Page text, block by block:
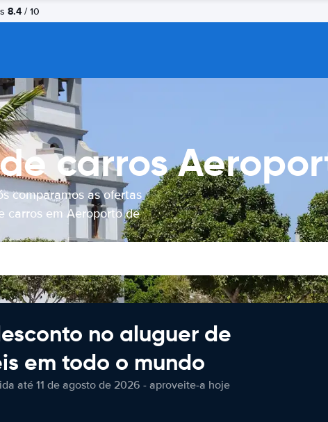
8.4 / 10
carros
comparamos as ofertas
carros em Aeroporto de
no aluguer de
em todo o mundo
até 11 de agosto de 2026 - aproveite-a hoje